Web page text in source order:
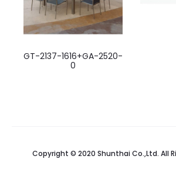
GT-2137-1616+GA-2520-
0
Copyright © 2020 Shunthai Co.,Ltd. All